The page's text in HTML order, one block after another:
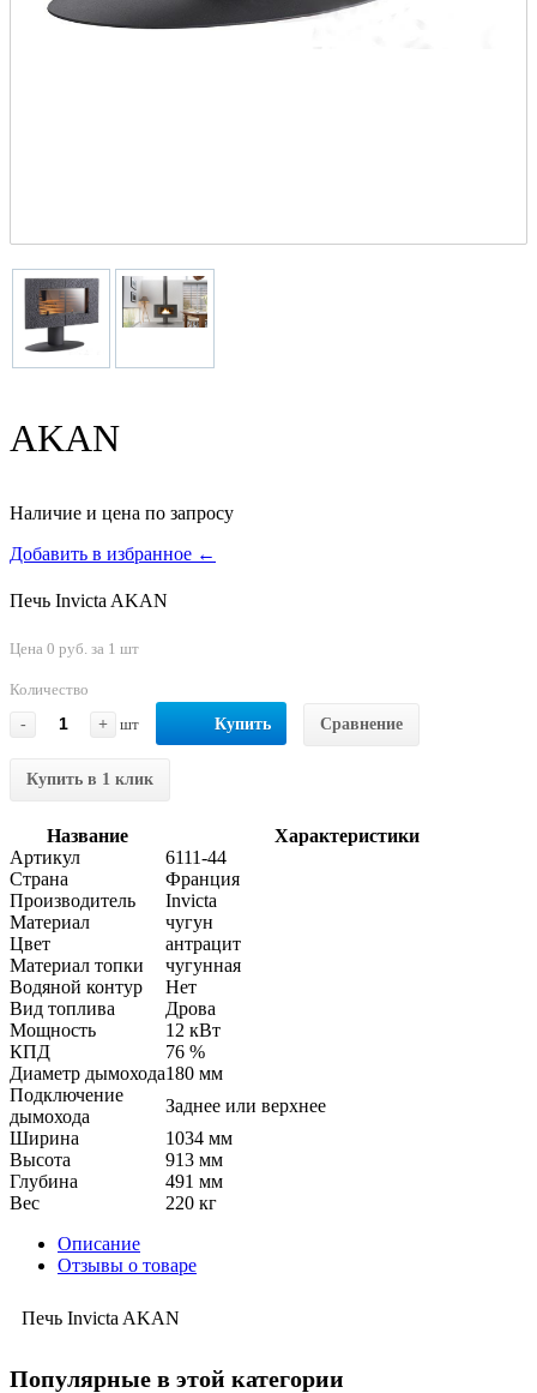
AKAN
Наличие и цена по запросу
Добавить в избранное ←
Печь Invicta AKAN
Цена 0 руб. за 1 шт
Количество
-
+ шт Купить Сравнение
Купить в 1 клик
Название
Характеристики
Артикул
6111-44
Страна
Франция
Производитель
Invicta
Материал
чугун
Цвет
антрацит
Материал топки
чугунная
Водяной контур
Нет
Вид топлива
Дрова
Мощность
12 кВт
КПД
76 %
Диаметр дымохода180 мм
Подключение
дымохода
Заднее или верхнее
Ширина
1034 мм
Высота
913 мм
Глубина
491 мм
Вес
220 кг
Описание
Отзывы о товаре
Печь Invicta AKAN
Популярные в этой категории